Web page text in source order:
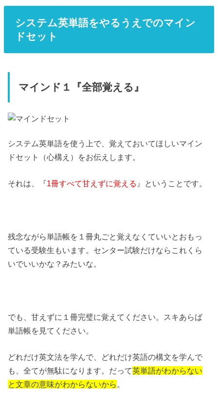
システム英単語をやるうえでのマイン
ドセット
マインド１『全部覚える』
システム英単語を使う上で、覚えておいてほしいマイン
ドセット（心構え）をお伝えします。
それは、『1冊すべて甘えずに覚える 』ということです。
残念ながら単語帳を１冊丸ごと覚えなくていいとおもっ
ている受験生もいます。センター試験だけならこれくら
いでいいかな？みたいな。
でも、甘えずに１冊完璧に覚えてください。スキあらば
単語帳を見てください。
どれだけ英文法を学んで、どれだけ英語の構文を学んで
も、全てが無駄になります。だって英単語がわからない
と文章の意味がわからないから 。